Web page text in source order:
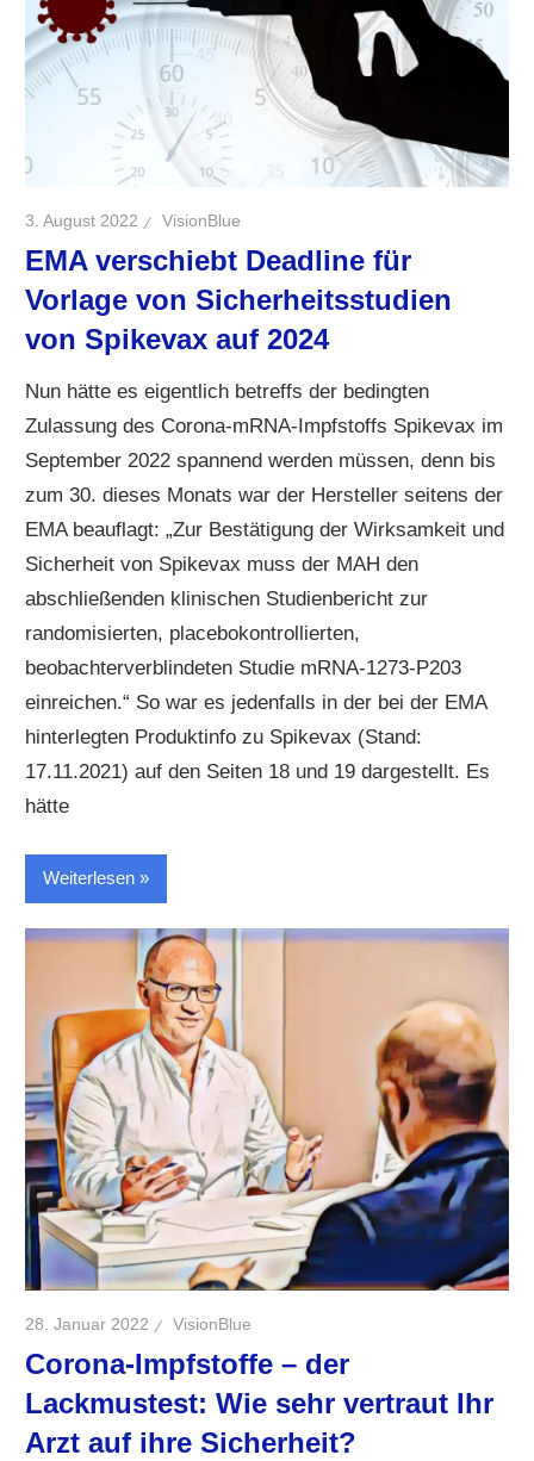
3. August 2022 VisionBlue
EMA verschiebt Deadline für
Vorlage von Sicherheitsstudien
von Spikevax auf 2024
Nun hätte es eigentlich betreffs der bedingten
Zulassung des Corona-mRNA-Impfstoffs Spikevax im
September 2022 spannend werden müssen, denn bis
zum 30. dieses Monats war der Hersteller seitens der
EMA beauflagt: „Zur Bestätigung der Wirksamkeit und
Sicherheit von Spikevax muss der MAH den
abschließenden klinischen Studienbericht zur
randomisierten, placebokontrollierten,
beobachterverblindeten Studie mRNA-1273-P203
einreichen.“ So war es jedenfalls in der bei der EMA
hinterlegten Produktinfo zu Spikevax (Stand:
17.11.2021) auf den Seiten 18 und 19 dargestellt. Es
hätte
Weiterlesen
28. Januar 2022 VisionBlue
Corona-Impfstoffe – der
Lackmustest: Wie sehr vertraut Ihr
Arzt auf ihre Sicherheit?